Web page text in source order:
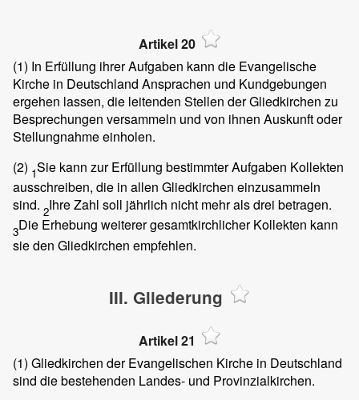
Artikel 20
(1) In Erfüllung ihrer Aufgaben kann die Evangelische
Kirche in Deutschland Ansprachen und Kundgebungen
ergehen lassen, die leitenden Stellen der Gliedkirchen zu
Besprechungen versammeln und von ihnen Auskunft oder
Stellungnahme einholen.
(2) 1Sie kann zur Erfüllung bestimmter Aufgaben Kollekten
ausschreiben, die in allen Gliedkirchen einzusammeln
sind. 2Ihre Zahl soll jährlich nicht mehr als drei betragen.
3Die Erhebung weiterer gesamtkirchlicher Kollekten kann
sie den Gliedkirchen empfehlen.
III. Gliederung
Artikel 21
(1) Gliedkirchen der Evangelischen Kirche in Deutschland
sind die bestehenden Landes- und Provinzialkirchen.